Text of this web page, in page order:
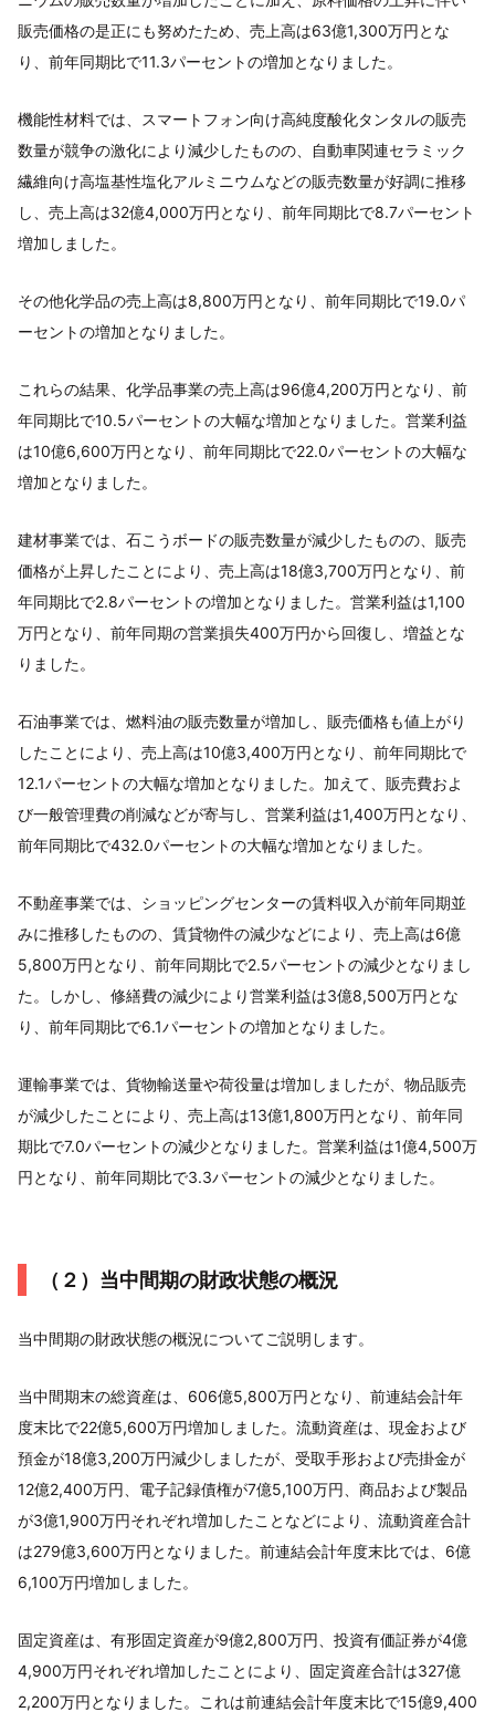
販売価格の是正にも努めたため、売上高は63億1,300万円とな
り、前年同期比で11.3パーセントの増加となりました。
機能性材料では、スマートフォン向け高純度酸化タンタルの販売
数量が競争の激化により減少したものの、自動車関連セラミック
繊維向け高塩基性塩化アルミニウムなどの販売数量が好調に推移
し、売上高は32億4,000万円となり、前年同期比で8.7パーセント
増加しました。
その他化学品の売上高は8,800万円となり、前年同期比で19.0パ
ーセントの増加となりました。
これらの結果、化学品事業の売上高は96億4,200万円となり、前
年同期比で10.5パーセントの大幅な増加となりました。営業利益
は10億6,600万円となり、前年同期比で22.0パーセントの大幅な
増加となりました。
建材事業では、石こうボードの販売数量が減少したものの、販売
価格が上昇したことにより、売上高は18億3,700万円となり、前
年同期比で2.8パーセントの増加となりました。営業利益は1,100
万円となり、前年同期の営業損失400万円から回復し、増益とな
りました。
石油事業では、燃料油の販売数量が増加し、販売価格も値上がり
したことにより、売上高は10億3,400万円となり、前年同期比で
12.1パーセントの大幅な増加となりました。加えて、販売費およ
び一般管理費の削減などが寄与し、営業利益は1,400万円となり、
前年同期比で432.0パーセントの大幅な増加となりました。
不動産事業では、ショッピングセンターの賃料収入が前年同期並
みに推移したものの、賃貸物件の減少などにより、売上高は6億
5,800万円となり、前年同期比で2.5パーセントの減少となりまし
た。しかし、修繕費の減少により営業利益は3億8,500万円とな
り、前年同期比で6.1パーセントの増加となりました。
運輸事業では、貨物輸送量や荷役量は増加しましたが、物品販売
が減少したことにより、売上高は13億1,800万円となり、前年同
期比で7.0パーセントの減少となりました。営業利益は1億4,500万
円となり、前年同期比で3.3パーセントの減少となりました。
（２）当中間期の財政状態の概況
当中間期の財政状態の概況についてご説明します。
当中間期末の総資産は、606億5,800万円となり、前連結会計年
度末比で22億5,600万円増加しました。流動資産は、現金および
預金が18億3,200万円減少しましたが、受取手形および売掛金が
12億2,400万円、電子記録債権が7億5,100万円、商品および製品
が3億1,900万円それぞれ増加したことなどにより、流動資産合計
は279億3,600万円となりました。前連結会計年度末比では、6億
6,100万円増加しました。
固定資産は、有形固定資産が9億2,800万円、投資有価証券が4億
4,900万円それぞれ増加したことにより、固定資産合計は327億
2,200万円となりました。これは前連結会計年度末比で15億9,400